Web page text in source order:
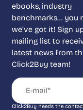
ebooks, industry
benchmarks… you
we’ve got it! Sign
mailing list to
latest news from
Click2Buy team!
Click2Buy needs the